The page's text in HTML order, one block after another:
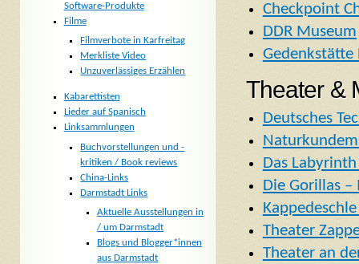
Checkpoint
DDR Museum
Gedenkstätte
Theater &
Deutsches
Das
Die Gorillas
Theater
Theater an
Software-Produkte
Filme
Filmverbote in Karfreitag
Merkliste Video
Unzuverlässiges Erzählen
Kabarettisten
Lieder auf Spanisch
Linksammlungen
Buchvorstellungen und -
kritiken / Book reviews
China-Links
Darmstadt Links
Aktuelle Ausstellungen in
/ um Darmstadt
Blogs und Blogger*innen
aus Darmstadt